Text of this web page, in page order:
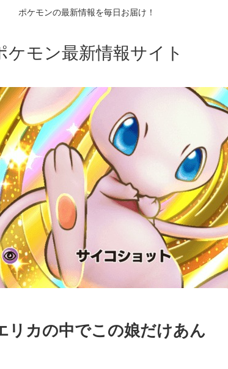
ポケモンの最新情報を毎日お届け！
ケモン最新情報サイト
リカの中でこの娘だけあん